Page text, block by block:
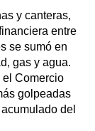
y canteras,
entre
se sumó en
gas y agua.
el Comercio
golpeadas
del